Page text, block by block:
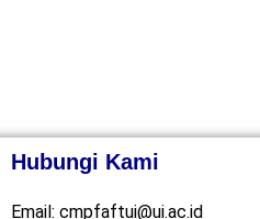
Hubungi Kami
Email:cmpfaftui@ui.ac.id